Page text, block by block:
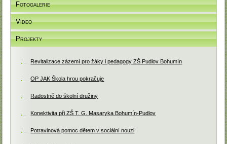
Fotogalerie
Video
Projekty
Revitalizace zázemí pro žáky i pedagogy ZŠ Pudlov Bohumín
OP JAK Škola hrou pokračuje
Radostně do školní družiny
Konektivita při ZŠ T. G. Masaryka Bohumín-Pudlov
Potravinová pomoc dětem v sociální nouzi